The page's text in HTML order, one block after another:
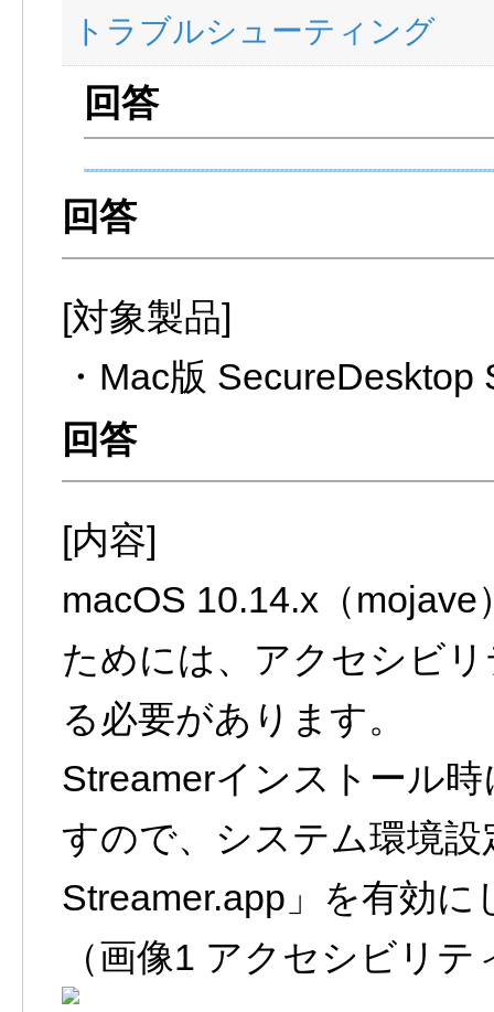
トラブルシューティング
[対象製品]
・Mac版
[内容]
macOS 10.14.x（
ためには、アクセシビ
る必要があります。
Streamerインストール
すので、システム環境
Streamer.app」を有効
（画像1 アクセシビリ